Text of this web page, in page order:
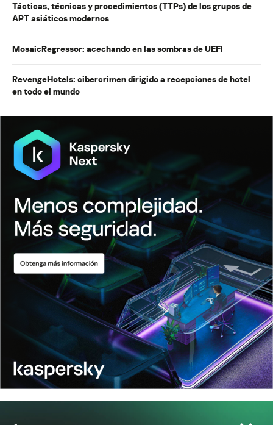
Tácticas, técnicas y procedimientos (TTPs) de los grupos de
APT asiáticos modernos
MosaicRegressor: acechando en las sombras de UEFI
RevengeHotels: cibercrimen dirigido a recepciones de hotel
en todo el mundo